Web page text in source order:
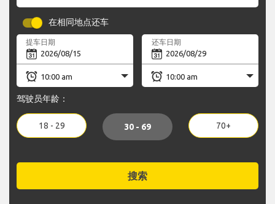
在相同地点还车
提车日期 还车日期
驾驶员年龄：
18 - 29 30 - 69 70+
搜索